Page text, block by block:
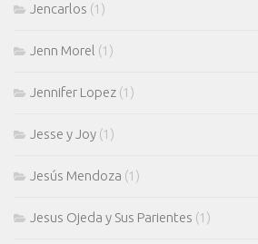
Jencarlos (1)
Jenn Morel (1)
Jennifer Lopez (1)
Jesse y Joy (1)
Jesús Mendoza (1)
Jesus Ojeda y Sus Parientes (1)